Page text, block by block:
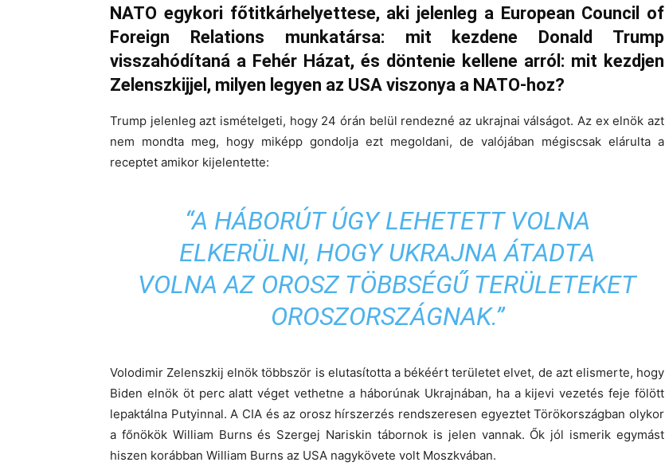
NATO egykori főtitkárhelyettese, aki jelenleg a European Council of
Foreign Relations munkatársa: mit kezdene Donald Trump
visszahódítaná a Fehér Házat, és döntenie kellene arról: mit kezdjen
Zelenszkijjel, milyen legyen az USA viszonya a NATO-hoz?
Trump jelenleg azt ismételgeti, hogy 24 órán belül rendezné az ukrajnai válságot. Az ex elnök azt
nem mondta meg, hogy miképp gondolja ezt megoldani, de valójában mégiscsak elárulta a
receptet amikor kijelentette:
“A HÁBORÚT ÚGY LEHETETT VOLNA
ELKERÜLNI, HOGY UKRAJNA ÁTADTA
VOLNA AZ OROSZ TÖBBSÉGŰ TERÜLETEKET
OROSZORSZÁGNAK.”
Volodimir Zelenszkij elnök többször is elutasította a békéért területet elvet, de azt elismerte, hogy
Biden elnök öt perc alatt véget vethetne a háborúnak Ukrajnában, ha a kijevi vezetés feje fölött
lepaktálna Putyinnal. A CIA és az orosz hírszerzés rendszeresen egyeztet Törökországban olykor
a főnökök William Burns és Szergej Nariskin tábornok is jelen vannak. Ők jól ismerik egymást
hiszen korábban William Burns az USA nagykövete volt Moszkvában.